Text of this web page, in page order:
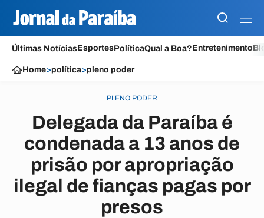
Últimas NotíciasEsportesPolíticaQual a Boa?Entretenimento
Home>política>pleno poder
PLENO PODER
Delegada da Paraíba é
condenada a 13 anos de
prisão por apropriação
ilegal de fianças pagas por
presos